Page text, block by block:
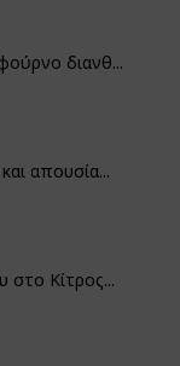
διανθ...
απουσία...
στο Κίτρος...